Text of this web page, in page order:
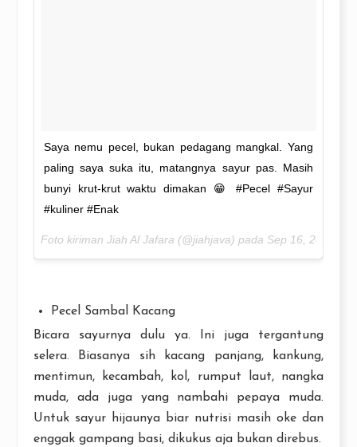
Saya nemu pecel, bukan pedagang mangkal. Yang
paling saya suka itu, matangnya sayur pas. Masih
bunyi krut-krut waktu dimakan 😁 #Pecel #Sayur
#kuliner #Enak
Foto kiriman Jiah Al Jafara (@jiahjava) pada Sep 16, 2016
Pecel Sambal Kacang
Bicara sayurnya dulu ya. Ini juga tergantung
selera. Biasanya sih kacang panjang, kankung,
mentimun, kecambah, kol, rumput laut, nangka
muda, ada juga yang nambahi pepaya muda.
Untuk sayur hijaunya biar nutrisi masih oke dan
enggak gampang basi, dikukus aja bukan direbus.